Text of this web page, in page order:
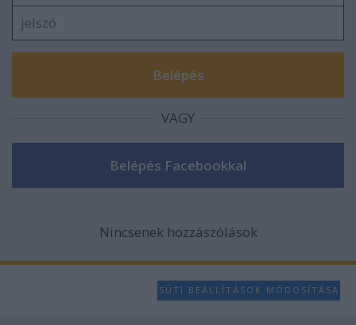
VAGY
Nincsenek hozzászólások
SÜTI BEÁLLÍTÁSOK MÓDOSÍTÁSA